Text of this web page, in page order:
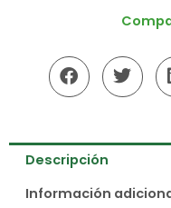
Descripción
Información